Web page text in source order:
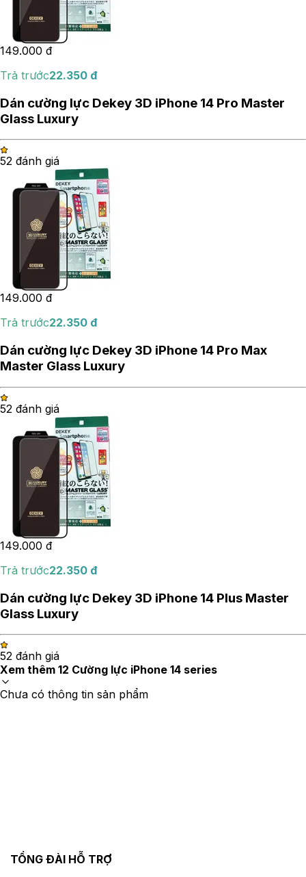
149.000 đ
Trả trước22.350 đ
Dán cường lực Dekey 3D iPhone 14 Pro Master
Glass Luxury
52 đánh giá
149.000 đ
Trả trước22.350 đ
Dán cường lực Dekey 3D iPhone 14 Pro Max
Master Glass Luxury
52 đánh giá
149.000 đ
Trả trước22.350 đ
Dán cường lực Dekey 3D iPhone 14 Plus Master
Glass Luxury
52 đánh giá
Xem thêm 12 Cường lực iPhone 14 series
Chưa có thông tin sản phẩm
TỔNG ĐÀI HỖ TRỢ